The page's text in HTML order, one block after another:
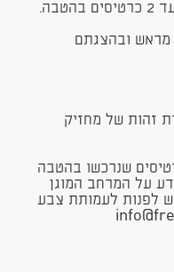
מראש ובהצגתם
זהות של מחזיק
שנרכשו בהטבה
על המרחב המוגן
לפנות לעמותת צבע